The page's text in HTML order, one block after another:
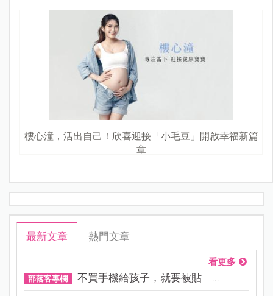
樓心潼，活出自己！欣喜迎接「小毛豆」開啟幸福新篇
章
最新文章 熱門文章
看更多
部落客專欄 不買手機給孩子，就要被貼「...